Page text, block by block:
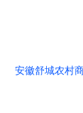
安徽舒城农村